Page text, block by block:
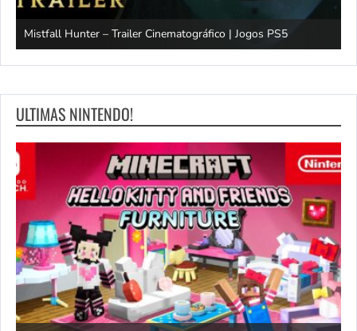
Mistfall Hunter – Trailer Cinematográfico | Jogos PS5
ULTIMAS NINTENDO!